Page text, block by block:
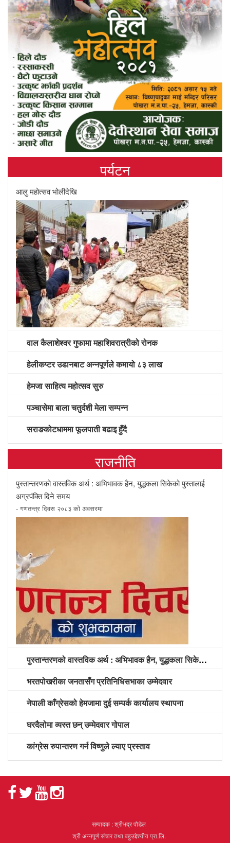
पर्यटन
आलु महोत्सव भोलीदेखि
वाल कैलाशेश्वर गुफामा महाशिवरात्रीको रोनक
हेलीकप्टर उडानबाट अन्नपूर्णले कमायो ८३ लाख
हेमजा साहित्य महोत्सव सुरु
पञ्चासेमा बाला चतुर्दशी मेला सम्पन्न
सराङकोटधाममा फूलपाती बढाइ हुँदै
राजनीति
पुस्तान्तरणको वास्तविक अर्थ : अभिभावक हैन, युद्धकला सिकेको पुस्तालाई
अग्रपंक्ति दिने समय
- गणतन्त्र दिवस २०८३ को अवसरमा
पुस्तान्तरणको वास्तविक अर्थ : अभिभावक हैन, युद्धकला सिकेको पुस्तालाई अग्रपंक्ति दिने समय
भरतपोखरीका जनतासँग प्रतिनिधिसभाका उम्मेदवार
नेपाली काँग्रेसको हेमजामा दुई सम्पर्क कार्यालय स्थापना
घरदैलोमा व्यस्त छन् उम्मेदवार गोपाल
कांग्रेस रुपान्तरण गर्न विष्णुले ल्याए प्रस्ताव
सम्पादक : श्रीभद्र पौडेल
श्री अन्नपूर्ण संचार तथा बहुउद्देश्यीय प्रा.लि.